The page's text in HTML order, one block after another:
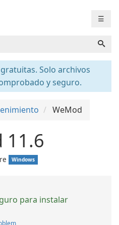
☰
Solo archivos
y seguro.
WeMod
11.6
Windows
para instalar